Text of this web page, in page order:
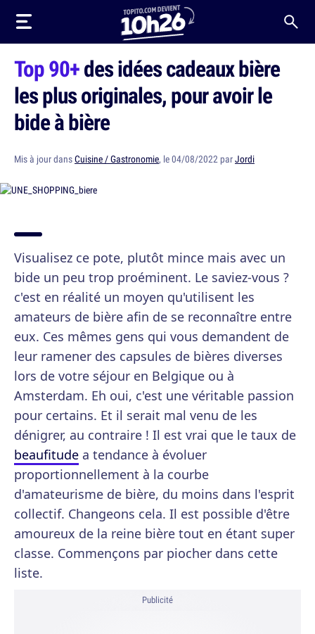
Top 90+des idées cadeaux bière
les plus originales, pour avoir le
bide à bière
Mis à jour dansCuisine / Gastronomie, le 04/08/2022 parJordi
Visualisez ce pote, plutôt mince mais avec un
bide un peu trop proéminent. Le saviez-vous ?
c'est en réalité un moyen qu'utilisent les
amateurs de bière afin de se reconnaître entre
eux. Ces mêmes gens qui vous demandent de
leur ramener des capsules de bières diverses
lors de votre séjour en Belgique ou à
Amsterdam. Eh oui, c'est une véritable passion
pour certains. Et il serait mal venu de les
dénigrer, au contraire ! Il est vrai que le taux de
beaufitude a tendance à évoluer
proportionnellement à la courbe
d'amateurisme de bière, du moins dans l'esprit
collectif. Changeons cela. Il est possible d'être
amoureux de la reine bière tout en étant super
classe. Commençons par piocher dans cette
liste.
Publicité